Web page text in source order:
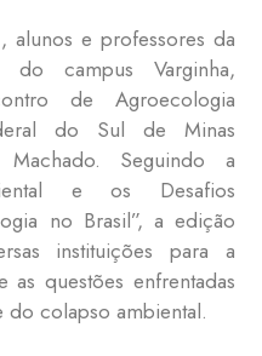
alunos e professores da
campus Varginha,
de Agroecologia
do Sul de Minas
Machado. Seguindo a
e os Desafios
no Brasil”, a edição
instituições para a
questões enfrentadas
colapso ambiental.